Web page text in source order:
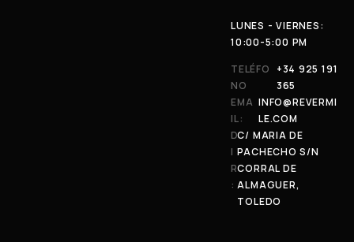
LUNES - VIERNES:
10:00-5:00 PM
TELÉFO
NO
+34 925 191
365
EMA
IL:
INFO@REVERMI
LE.COM
D
I
R
:
C/ MARIA DE
PACHECHO S/N
CORRAL DE
ALMAGUER,
TOLEDO